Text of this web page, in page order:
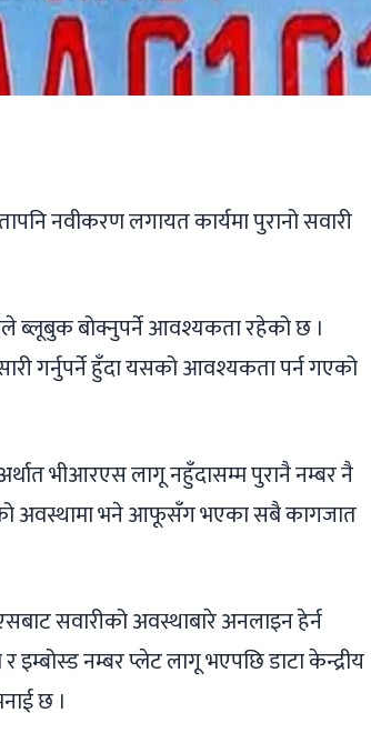
नवीकरण लगायत कार्यमा पुरानो सवारी
ब्लूबुक बोक्नुपर्ने आवश्यकता रहेको छ ।
गर्नुपर्ने हुँदा यसको आवश्यकता पर्न गएको
भीआरएस लागू नहुँदासम्म पुरानै नम्बर नै
अवस्थामा भने आफूसँग भएका सबै कागजात
सवारीको अवस्थाबारे अनलाइन हेर्न
नम्बर प्लेट लागू भएपछि डाटा केन्द्रीय
छ ।